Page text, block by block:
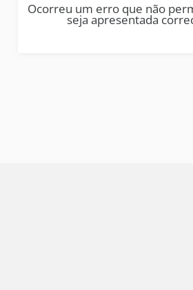
Ocorreu um erro que não
seja apresentada